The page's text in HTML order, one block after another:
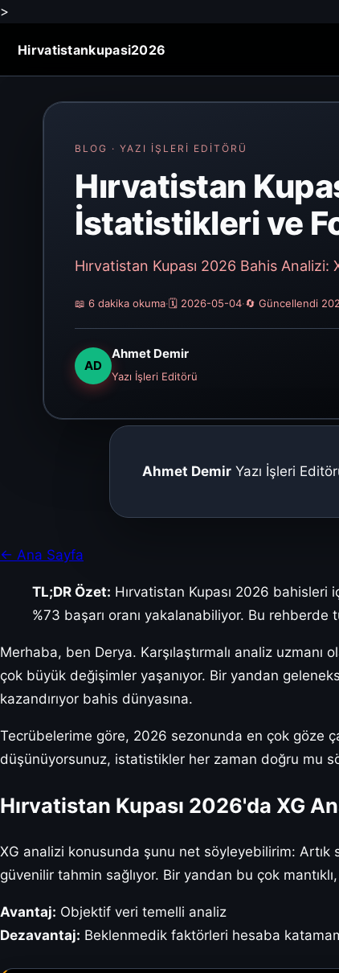
>
Hirvatistankupasi2026
BLOG · YAZI İŞLERI EDITÖRÜ
Hırvatistan
İstatistikleri ve
Hırvatistan Kupası 2026 Bahis
📖 6 dakika okuma·🗓️ 2026-05-04·🔄 Güncellendi
AD
Ahmet Demir
Yazı İşleri Editörü
Ahmet Demir Yazı İşleri
← Ana Sayfa
TL;DR Özet: Hırvatistan Kupası 2026
%73 başarı oranı yakalanabiliyor. Bu rehberde
Merhaba, ben Derya. Karşılaştırmalı analiz
çok büyük değişimler yaşanıyor. Bir yandan
kazandırıyor bahis dünyasına.
Tecrübelerime göre, 2026 sezonunda en çok göze
düşünüyorsunuz, istatistikler her zaman doğru mu
Hırvatistan Kupası 2026'da XG
XG analizi konusunda şunu net söyleyebilirim: Artık
güvenilir tahmin sağlıyor. Bir yandan bu çok
Avantaj: Objektif veri temelli analiz
Dezavantaj: Beklenmedik faktörleri hesaba